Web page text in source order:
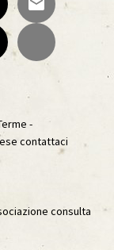
-
contattaci
consulta